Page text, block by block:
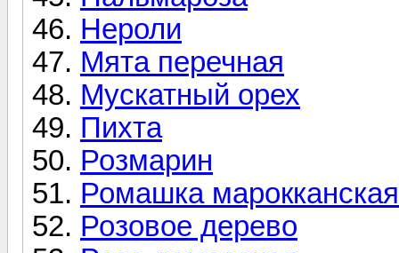
Нероли
Мята перечная
Мускатный орех
Пихта
Розмарин
Ромашка марокканская
Розовое дерево